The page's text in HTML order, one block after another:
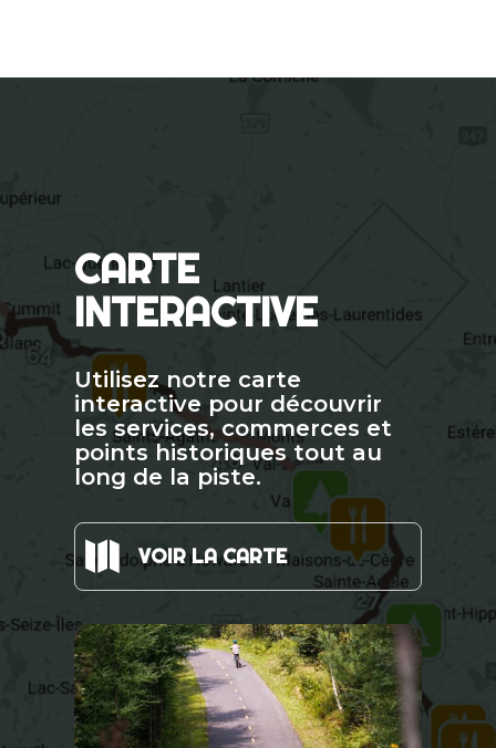
CARTE
INTERACTIVE
Utilisez notre carte
interactive pour découvrir
les services, commerces et
points historiques tout au
long de la piste.
 VOIR LA CARTE